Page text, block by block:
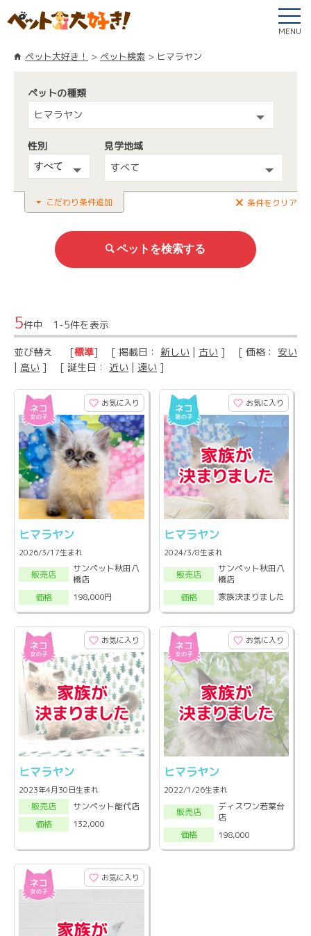
MENU
ペット大好き！ ペット検索 ヒマラヤン
ペットの種類
ヒマラヤン
性別
見学地域
すべて
こだわり条件追加 条件をクリア
5件中 1-5件を表示
並び替え [標準] [ 掲載日： 新しい | 古い ] [ 価格： 安い
| 高い ] [ 誕生日： 近い | 遠い ]
お気に入り
ヒマラヤン
2026/3/17生まれ
販売店
サンペット秋田八
橋店
価格
198,000円
お気に入り
ヒマラヤン
2024/3/8生まれ
販売店
サンペット秋田八
橋店
価格
家族決まりました
お気に入り
ヒマラヤン
2023年4月30日生まれ
販売店
サンペット能代店
価格
132,000
お気に入り
ヒマラヤン
2022/1/26生まれ
販売店
ディスワン若葉台
店
価格
198,000
お気に入り